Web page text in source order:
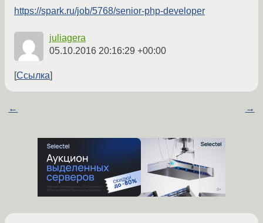
https://spark.ru/job/5768/senior-php-developer
juliagera
05.10.2016 20:16:29 +00:00
Ссылка
← →